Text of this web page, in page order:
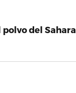
del Sahara